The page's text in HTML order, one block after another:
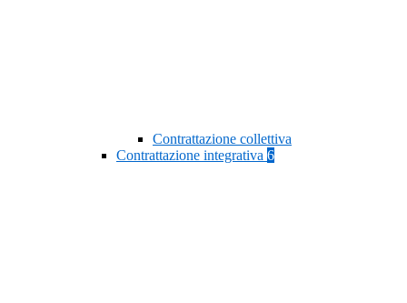
Contrattazione collettiva
Contrattazione integrativa 6